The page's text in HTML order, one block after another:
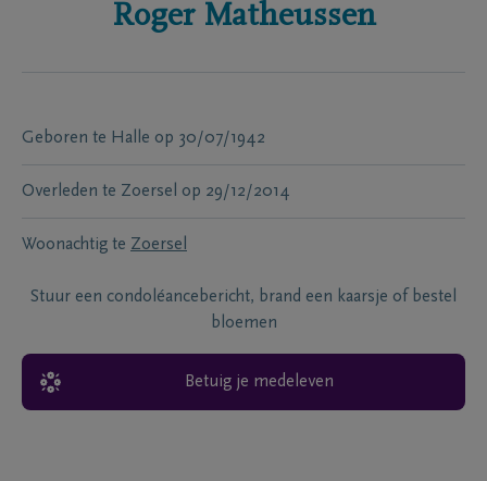
Roger Matheussen
Geboren te Halle op 30/07/1942
Overleden te Zoersel op 29/12/2014
Woonachtig te Zoersel
Stuur een condoléancebericht, brand een kaarsje of bestel
bloemen
Betuig je medeleven